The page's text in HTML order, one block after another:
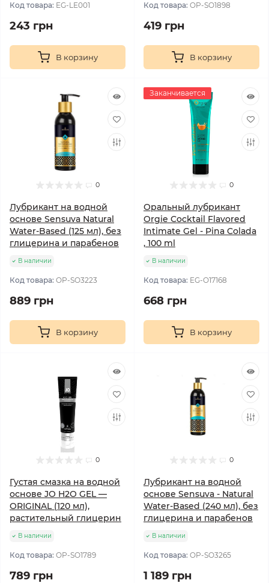
Код товара: EG-LE001
243 грн
В корзину
Код товара: OP-SO1898
419 грн
В корзину
0
Лубрикант на водной
основе Sensuva Natural
Water-Based (125 мл), без
глицерина и парабенов
В наличии
Код товара: OP-SO3223
889 грн
В корзину
Заканчивается
0
Оральный лубрикант
Orgie Cocktail Flavored
Intimate Gel - Pina Colada
, 100 ml
В наличии
Код товара: EG-O17168
668 грн
В корзину
0
Густая смазка на водной
основе JO H2O GEL —
ORIGINAL (120 мл),
растительный глицерин
В наличии
Код товара: OP-SO1789
789 грн
0
Лубрикант на водной
основе Sensuva - Natural
Water-Based (240 мл), без
глицерина и парабенов
В наличии
Код товара: OP-SO3265
1 189 грн